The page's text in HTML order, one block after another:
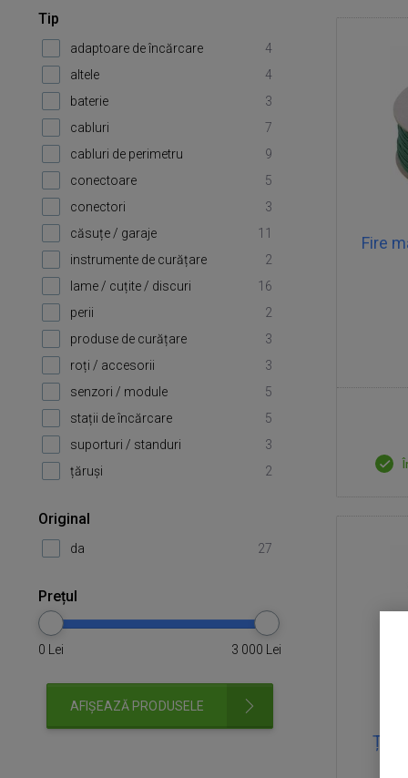
Fire
Tip
adaptoare de încărcare
4
altele
4
baterie
3
cabluri
7
cabluri de perimetru
9
conectoare
5
conectori
3
căsuțe / garaje
11
instrumente de curățare
2
lame / cuțite / discuri
16
perii
2
produse de curățare
3
roți / accesorii
3
senzori / module
5
stații de încărcare
5
suporturi / standuri
3
țăruși
2
Original
da 27
Prețul
0 Lei 3 000 Lei
AFIȘEAZĂ PRODUSELE